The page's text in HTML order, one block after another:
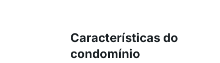
Características do
condomínio